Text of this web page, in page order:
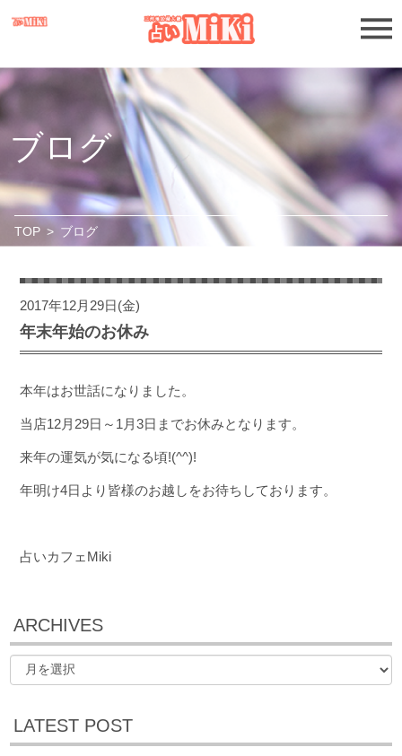
ブログ
TOP > ブログ
2017年12月29日(金)
年末年始のお休み
本年はお世話になりました。
当店12月29日～1月3日までお休みとなります。
来年の運気が気になる頃!(^^)!
年明け4日より皆様のお越しをお待ちしております。
占いカフェMiki
ARCHIVES
LATEST POST